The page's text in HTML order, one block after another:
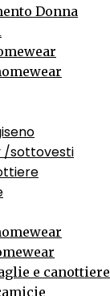
Donna
/sottovesti
e canottiere